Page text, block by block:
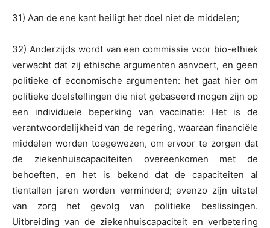
31) Aan de ene kant heiligt het doel niet de middelen;
32) Anderzijds wordt van een commissie voor bio-ethiek
verwacht dat zij ethische argumenten aanvoert, en geen
politieke of economische argumenten: het gaat hier om
politieke doelstellingen die niet gebaseerd mogen zijn op
een individuele beperking van vaccinatie: Het is de
verantwoordelijkheid van de regering, waaraan financiële
middelen worden toegewezen, om ervoor te zorgen dat
de ziekenhuiscapaciteiten overeenkomen met de
behoeften, en het is bekend dat de capaciteiten al
tientallen jaren worden verminderd; evenzo zijn uitstel
van zorg het gevolg van politieke beslissingen.
Uitbreiding van de ziekenhuiscapaciteit en verbetering